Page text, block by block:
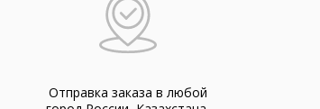
Отправка заказа в любой